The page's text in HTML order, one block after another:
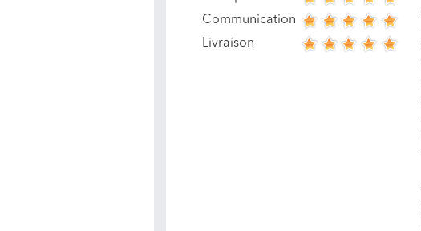
Communication
Livraison